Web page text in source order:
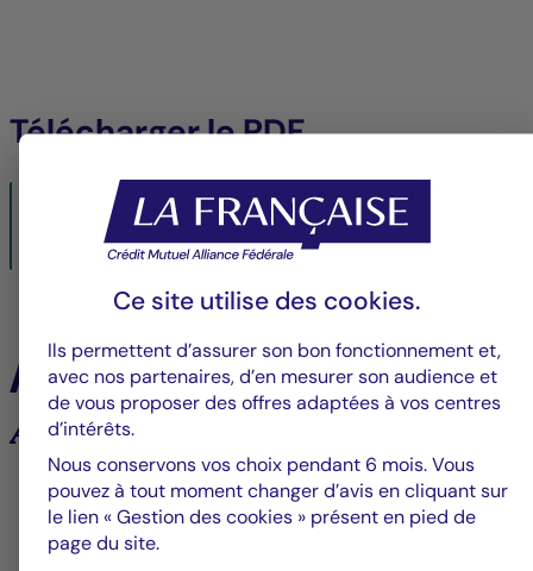
Télécharger le PDF
AVIS AUX ACTIONNAIRES DU COMPARTIMENT JKC ASIA
BOND 2023 (LE « COMPARTIMENT ») CH > FR
08/12/2021- PDF221 KO
À la une
Analyses et tendances des marchés
6
Ce site utilise des cookies.
Ils permettent d’assurer son bon fonctionnement et,
avec nos partenaires, d’en mesurer son audience et
de vous proposer des offres adaptées à vos centres
d’intérêts.
Nous conservons vos choix pendant 6 mois. Vous
pouvez à tout moment changer d’avis en cliquant sur
le lien « Gestion des cookies » présent en pied de
page du site.